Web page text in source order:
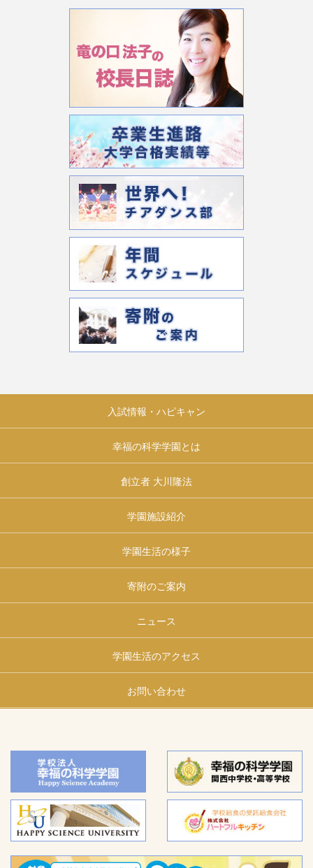
入試情報・ハピキャン
幸福の科学学園とは
創立者 大川隆法
学園施設紹介
学園生活の様子
寄附のご案内
ニュース
学園生活のアクセス
お問い合わせ